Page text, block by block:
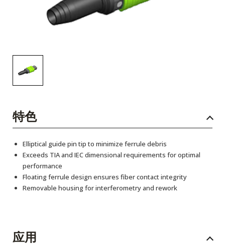
特色
Elliptical guide pin tip to minimize ferrule debris
Exceeds TIA and IEC dimensional requirements for optimal
performance
Floating ferrule design ensures fiber contact integrity
Removable housing for interferometry and rework
应用